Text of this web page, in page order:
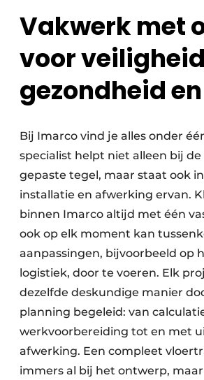
Vakwerk met
voor
gezondheid
Bij Imarco vind je alles onder
specialist helpt niet alleen bij de
gepaste tegel, maar staat ook
installatie en afwerking ervan.
binnen Imarco altijd met één
ook op elk moment kan
aanpassingen, bijvoorbeeld op
logistiek, door te voeren. Elk
dezelfde deskundige manier
planning begeleid: van
werkvoorbereiding tot en met
afwerking. Een compleet
immers al bij het ontwerp,